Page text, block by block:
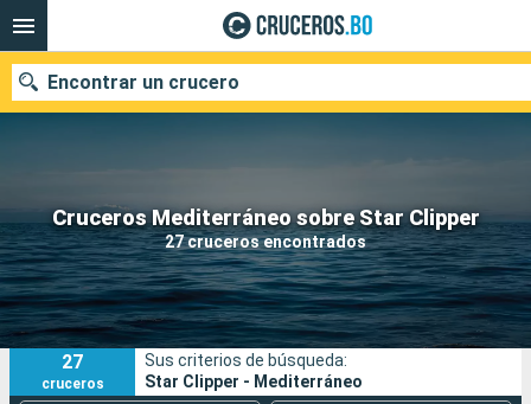
Cruceros Mediterráneo sobre Star Clipper
27 cruceros encontrados
Encontrar un crucero
Nuestros destinos
Fecha de salida
Puertos Compañías
Buscar
27
cruceros
Sus criterios de búsqueda:
Star Clipper - Mediterráneo